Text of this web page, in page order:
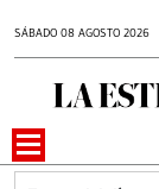
SÁBADO 08 AGOSTO 2026